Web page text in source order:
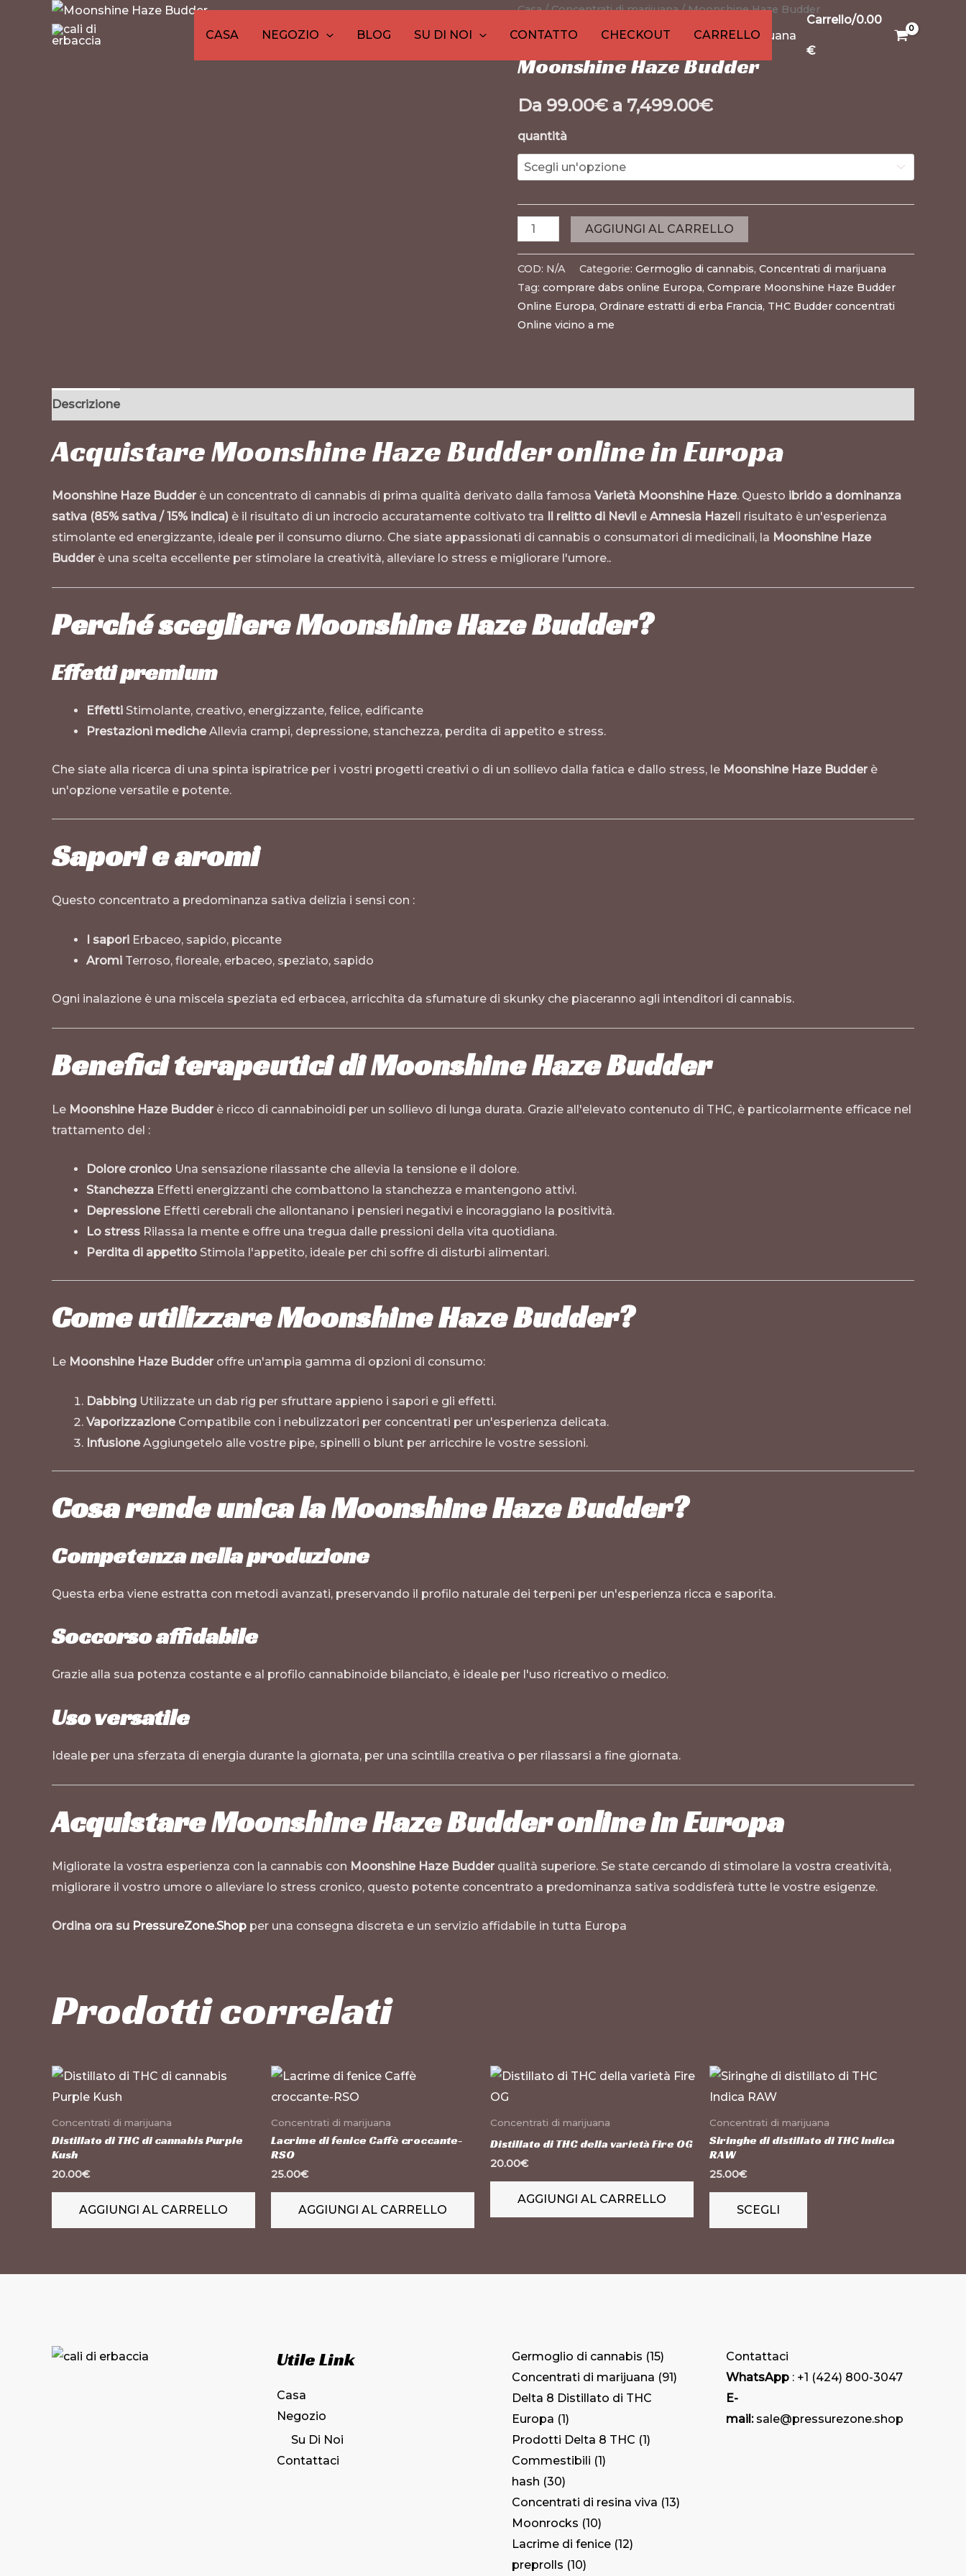
CASA NEGOZIO BLOG SU DI NOI CONTATTO CHECKOUT CARRELLO
Carrello/0.00
€
Casa/Concentrati di marijuana/ Moonshine Haze Budder
Germoglio di cannabis,Concentrati di marijuana
Moonshine Haze Budder
Da 99.00€ a 7,499.00€
quantità
Moonshine
Haze
quantità
AGGIUNGI AL CARRELLO
COD: N/A Categorie: Germoglio di cannabis, Concentrati di marijuana
Tag: comprare dabs online Europa, Comprare Moonshine Haze Budder
Online Europa, Ordinare estratti di erba Francia, THC Budder concentrati
Online vicino a me
Descrizione
Acquistare Moonshine Haze Budder online in Europa
Moonshine Haze Budder è un concentrato di cannabis di prima qualità derivato dalla famosa Varietà Moonshine Haze. Questo ibrido a dominanza
sativa (85% sativa / 15% indica) è il risultato di un incrocio accuratamente coltivato tra Il relitto di Nevil e Amnesia HazeIl risultato è un'esperienza
stimolante ed energizzante, ideale per il consumo diurno. Che siate appassionati di cannabis o consumatori di medicinali, la Moonshine Haze
Budder è una scelta eccellente per stimolare la creatività, alleviare lo stress e migliorare l'umore..
Perché scegliere Moonshine Haze Budder?
Effetti premium
Effetti Stimolante, creativo, energizzante, felice, edificante
Prestazioni medicheAllevia crampi, depressione, stanchezza, perdita di appetito e stress.
Che siate alla ricerca di una spinta ispiratrice per i vostri progetti creativi o di un sollievo dalla fatica e dallo stress, le Moonshine Haze Budder è
un'opzione versatile e potente.
Sapori e aromi
Questo concentrato a predominanza sativa delizia i sensi con :
I sapori Erbaceo, sapido, piccante
Aromi Terroso, floreale, erbaceo, speziato, sapido
Ogni inalazione è una miscela speziata ed erbacea, arricchita da sfumature di skunky che piaceranno agli intenditori di cannabis.
Benefici terapeutici di Moonshine Haze Budder
Le Moonshine Haze Budder è ricco di cannabinoidi per un sollievo di lunga durata. Grazie all'elevato contenuto di THC, è particolarmente efficace nel
trattamento del :
Dolore cronico Una sensazione rilassante che allevia la tensione e il dolore.
Stanchezza Effetti energizzanti che combattono la stanchezza e mantengono attivi.
DepressioneEffetti cerebrali che allontanano i pensieri negativi e incoraggiano la positività.
Lo stress Rilassa la mente e offre una tregua dalle pressioni della vita quotidiana.
Perdita di appetito Stimola l'appetito, ideale per chi soffre di disturbi alimentari.
Come utilizzare Moonshine Haze Budder?
Le Moonshine Haze Budder offre un'ampia gamma di opzioni di consumo:
Dabbing Utilizzate un dab rig per sfruttare appieno i sapori e gli effetti.
VaporizzazioneCompatibile con i nebulizzatori per concentrati per un'esperienza delicata.
InfusioneAggiungetelo alle vostre pipe, spinelli o blunt per arricchire le vostre sessioni.
Cosa rende unica la Moonshine Haze Budder?
Competenza nella produzione
Questa erba viene estratta con metodi avanzati, preservando il profilo naturale dei terpeni per un'esperienza ricca e saporita.
Soccorso affidabile
Grazie alla sua potenza costante e al profilo cannabinoide bilanciato, è ideale per l'uso ricreativo o medico.
Uso versatile
Ideale per una sferzata di energia durante la giornata, per una scintilla creativa o per rilassarsi a fine giornata.
Acquistare Moonshine Haze Budder online in Europa
Migliorate la vostra esperienza con la cannabis con Moonshine Haze Budder qualità superiore. Se state cercando di stimolare la vostra creatività,
migliorare il vostro umore o alleviare lo stress cronico, questo potente concentrato a predominanza sativa soddisferà tutte le vostre esigenze.
Ordina ora su PressureZone.Shop per una consegna discreta e un servizio affidabile in tutta Europa
Prodotti correlati
Concentrati di marijuana
Distillato di THC di cannabis Purple
Kush
20.00€
AGGIUNGI AL CARRELLO
Concentrati di marijuana
Lacrime di fenice Caffè croccante-
RSO
25.00€
AGGIUNGI AL CARRELLO
Concentrati di marijuana
Distillato di THC della varietà Fire OG
20.00€
AGGIUNGI AL CARRELLO
Concentrati di marijuana
Siringhe di distillato di THC Indica
RAW
25.00€
SCEGLI
Questo
più
Utile Link
Casa
Negozio
Su Di Noi
Contattaci
Germoglio di cannabis 15
15
prodotti
Concentrati di marijuana 91
91
prodotti
Delta 8 Distillato di THC
Europa 1
1
prodotto
Prodotti Delta 8 THC 1
1
prodotto
Commestibili 1
1
prodotto
hash 30
30
prodotti
Concentrati di resina viva 13
13
prodotti
Moonrocks 10
10
prodotti
Lacrime di fenice 12
12
prodotti
preprolls 10
10
prodotti
20
prodotti
13
prodotti
26
prodotti
99
prodotti
20
prodotti
20
prodotti
20
prodotti
Contattaci
WhatsApp : +1 (424) 800-3047
E-
mail:sale@pressurezone.shop